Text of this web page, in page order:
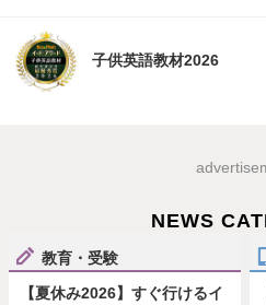
子供英語教材2026
NEWS
教育・受験
【夏休み2026】すぐ行けるイ